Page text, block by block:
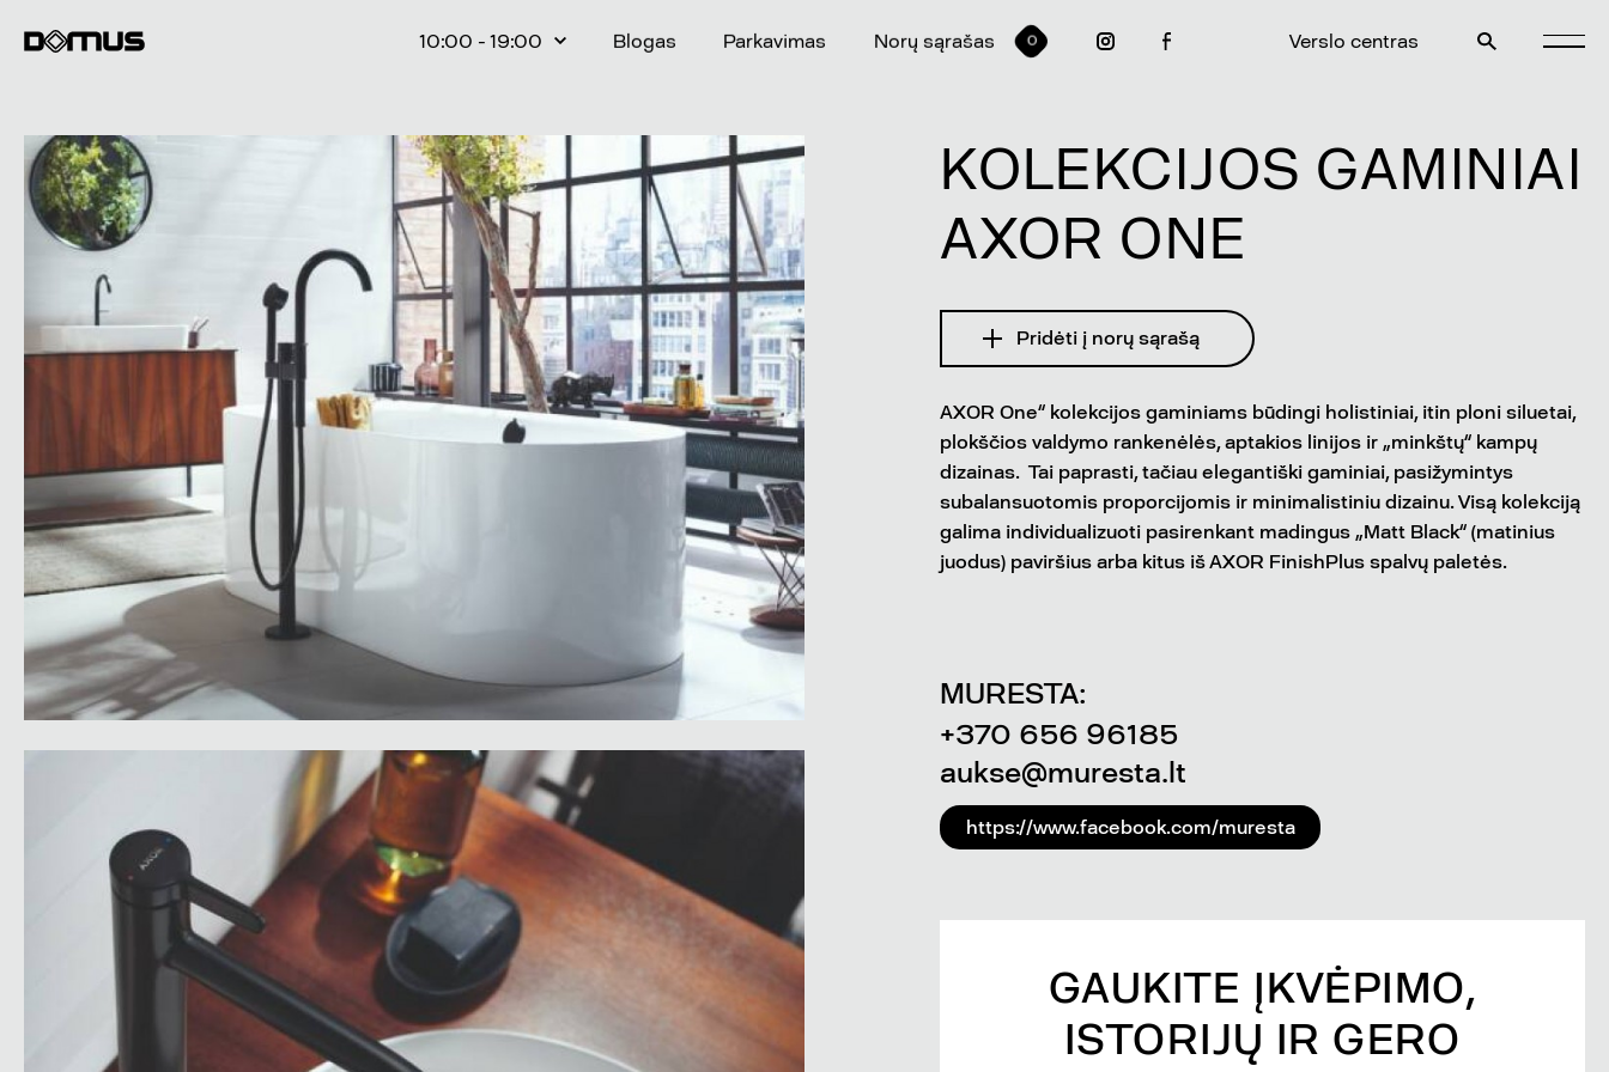
10:00 - 19:00 Blogas Parkavimas Norų sąrašas 0 Verslo centras
KOLEKCIJOS GAMINIAI
AXOR ONE
Pridėti į norų sąrašą
AXOR One“ kolekcijos gaminiams būdingi holistiniai, itin ploni siluetai,
plokščios valdymo rankenėlės, aptakios linijos ir „minkštų“ kampų
dizainas. Tai paprasti, tačiau elegantiški gaminiai, pasižymintys
subalansuotomis proporcijomis ir minimalistiniu dizainu. Visą kolekciją
galima individualizuoti pasirenkant madingus „Matt Black“ (matinius
juodus) paviršius arba kitus iš AXOR FinishPlus spalvų paletės.
MURESTA:
+370 656 96185
aukse@muresta.lt
https://www.facebook.com/muresta
GAUKITE ĮKVĖPIMO,
ISTORIJŲ IR GERO